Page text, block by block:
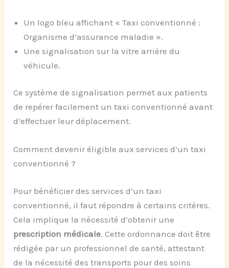
Un logo bleu affichant « Taxi conventionné :
Organisme d’assurance maladie ».
Une signalisation sur la vitre arrière du
véhicule.
Ce système de signalisation permet aux patients
de repérer facilement un taxi conventionné avant
d’effectuer leur déplacement.
Comment devenir éligible aux services d’un taxi
conventionné ?
Pour bénéficier des services d’un taxi
conventionné, il faut répondre à certains critères.
Cela implique la nécessité d’obtenir une
prescription médicale. Cette ordonnance doit être
rédigée par un professionnel de santé, attestant
de la nécessité des transports pour des soins